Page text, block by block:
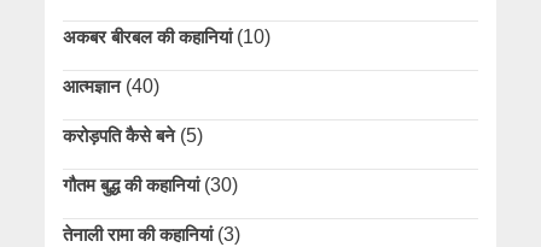
अकबर बीरबल की कहानियां(10)
आत्मज्ञान(40)
करोड़पति कैसे बने(5)
गौतम बुद्ध की कहानियां(30)
तेनाली रामा की कहानियां(3)